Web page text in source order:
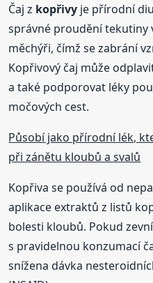
Čaj z kopřivy je přírodní
správné proudění tekutiny
měchýři, čímž se zabrání
Kopřivový čaj může
a také podporovat léky
močových cest.
Působí jako přírodní lék,
při zánětu kloubů a svalů
Kopřiva se používá od
aplikace extraktů z listů
bolesti kloubů. Pokud
s pravidelnou konzumací
snížena dávka